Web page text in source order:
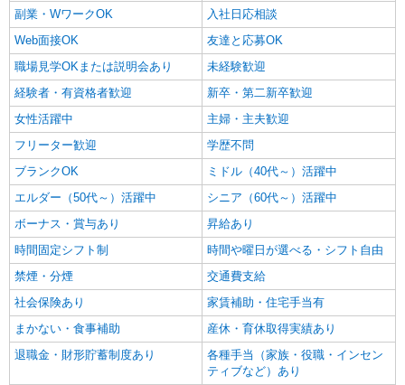
副業・WワークOK
入社日応相談
Web面接OK
友達と応募OK
職場見学OKまたは説明会あり
未経験歓迎
経験者・有資格者歓迎
新卒・第二新卒歓迎
女性活躍中
主婦・主夫歓迎
フリーター歓迎
学歴不問
ブランクOK
ミドル（40代～）活躍中
エルダー（50代～）活躍中
シニア（60代～）活躍中
ボーナス・賞与あり
昇給あり
時間固定シフト制
時間や曜日が選べる・シフト自由
禁煙・分煙
交通費支給
社会保険あり
家賃補助・住宅手当有
まかない・食事補助
産休・育休取得実績あり
退職金・財形貯蓄制度あり
各種手当（家族・役職・インセン
ティブなど）あり